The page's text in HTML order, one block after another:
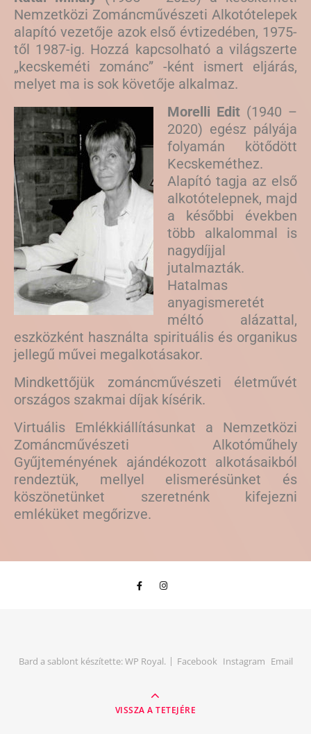
Nemzetközi Zománcművészeti Alkotótelepek
alapító vezetője azok első évtizedében, 1975-
től 1987-ig. Hozzá kapcsolható a világszerte
„kecskeméti zománc” -ként ismert eljárás,
melyet ma is sok követője alkalmaz.
Morelli Edit (1940 –
2020) egész pályája
folyamán kötődött
Kecskeméthez.
Alapító tagja az első
alkotótelepnek, majd
a későbbi években
több alkalommal is
nagydíjjal
jutalmazták.
Hatalmas
anyagismeretét
méltó alázattal,
eszközként használta spirituális és organikus
jellegű művei megalkotásakor.
Mindkettőjük zománcművészeti életművét
országos szakmai díjak kísérik.
Virtuális Emlékkiállításunkat a Nemzetközi
Zománcművészeti Alkotóműhely
Gyűjteményének ajándékozott alkotásaikból
rendeztük, mellyel elismerésünket és
köszönetünket szeretnénk kifejezni
emléküket megőrizve.
Bard a sablont készítette:WP Royal. Facebook Instagram Email
VISSZA A TETEJÉRE